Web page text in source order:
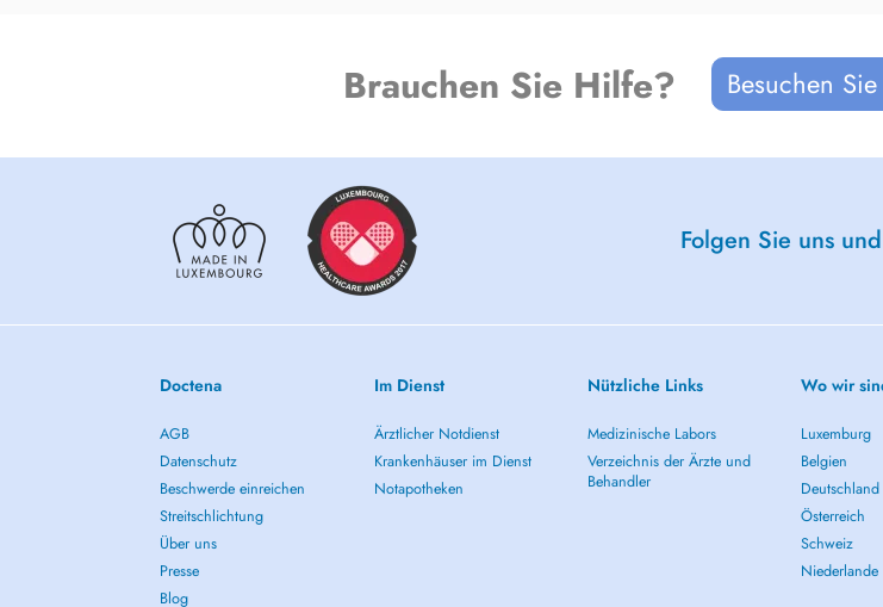
Brauchen Sie Hilfe? Besuchen
Folgen Sie uns
Doctena
AGB
Datenschutz
Beschwerde einreichen
Streitschlichtung
Über uns
Presse
Blog
Im Dienst
Ärztlicher Notdienst
Krankenhäuser im Dienst
Notapotheken
Nützliche Links
Medizinische Labors
Verzeichnis der Ärzte und
Behandler
Wo wir
Luxemburg
Belgien
Deutschland
Österreich
Schweiz
Niederlande